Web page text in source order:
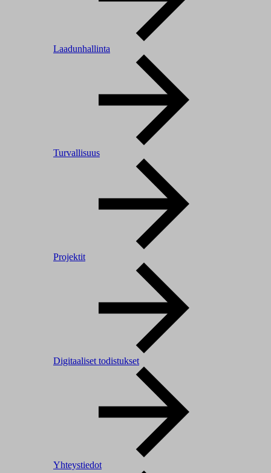
Laadunhallinta
Turvallisuus
Projektit
Digitaaliset todistukset
Yhteystiedot